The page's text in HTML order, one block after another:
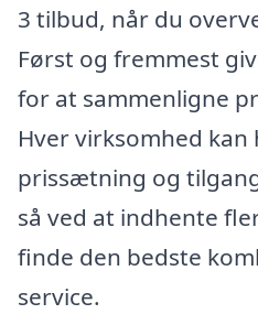
3 tilbud, når du
Først og fremmest
for at sammenligne
Hver virksomhed kan
prissætning og
så ved at indhente
finde den bedste
service.